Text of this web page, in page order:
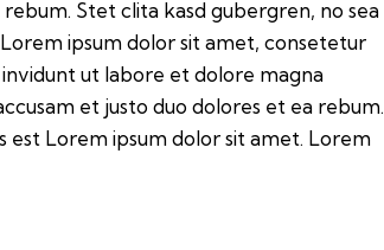
Stet clita kasd gubergren, no sea
ipsum dolor sit amet, consetetur
ut labore et dolore magna
et justo duo dolores et ea rebum.
est Lorem ipsum dolor sit amet. Lorem